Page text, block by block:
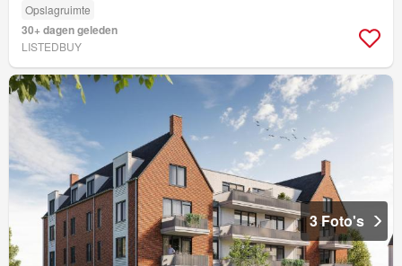
Opslagruimte
30+ dagen geleden
LISTEDBUY
3 Foto's